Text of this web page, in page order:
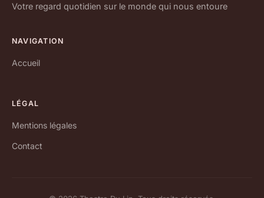
Votre regard quotidien sur le monde qui nous entoure
NAVIGATION
Accueil
LÉGAL
Mentions légales
Contact